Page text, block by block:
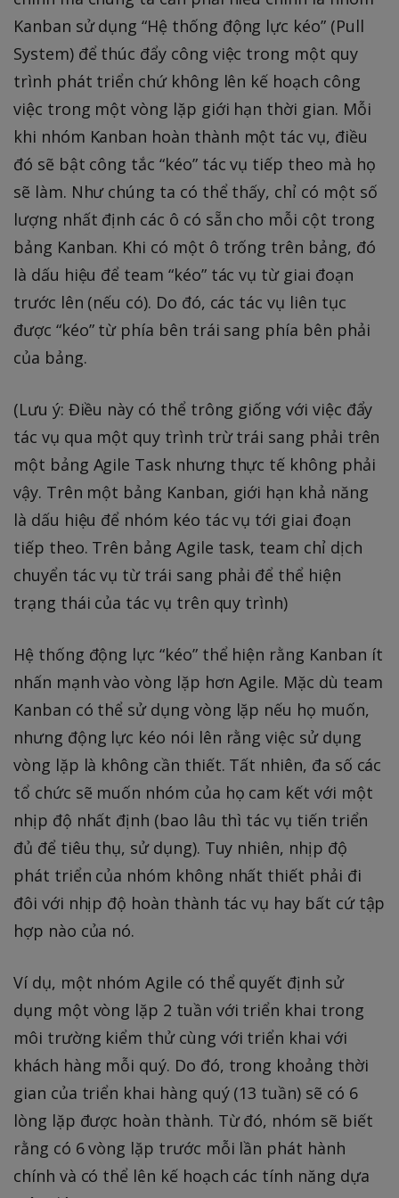
Kanban sử dụng “Hệ thống động lực kéo” (Pull
System) để thúc đẩy công việc trong một quy
trình phát triển chứ không lên kế hoạch công
việc trong một vòng lặp giới hạn thời gian. Mỗi
khi nhóm Kanban hoàn thành một tác vụ, điều
đó sẽ bật công tắc “kéo” tác vụ tiếp theo mà họ
sẽ làm. Như chúng ta có thể thấy, chỉ có một số
lượng nhất định các ô có sẵn cho mỗi cột trong
bảng Kanban. Khi có một ô trống trên bảng, đó
là dấu hiệu để team “kéo” tác vụ từ giai đoạn
trước lên (nếu có). Do đó, các tác vụ liên tục
được “kéo” từ phía bên trái sang phía bên phải
của bảng.
(Lưu ý: Điều này có thể trông giống với việc đẩy
tác vụ qua một quy trình trừ trái sang phải trên
một bảng Agile Task nhưng thực tế không phải
vậy. Trên một bảng Kanban, giới hạn khả năng
là dấu hiệu để nhóm kéo tác vụ tới giai đoạn
tiếp theo. Trên bảng Agile task, team chỉ dịch
chuyển tác vụ từ trái sang phải để thể hiện
trạng thái của tác vụ trên quy trình)
Hệ thống động lực “kéo” thể hiện rằng Kanban ít
nhấn mạnh vào vòng lặp hơn Agile. Mặc dù team
Kanban có thể sử dụng vòng lặp nếu họ muốn,
nhưng động lực kéo nói lên rằng việc sử dụng
vòng lặp là không cần thiết. Tất nhiên, đa số các
tổ chức sẽ muốn nhóm của họ cam kết với một
nhịp độ nhất định (bao lâu thì tác vụ tiến triển
đủ để tiêu thụ, sử dụng). Tuy nhiên, nhịp độ
phát triển của nhóm không nhất thiết phải đi
đôi với nhịp độ hoàn thành tác vụ hay bất cứ tập
hợp nào của nó.
Ví dụ, một nhóm Agile có thể quyết định sử
dụng một vòng lặp 2 tuần với triển khai trong
môi trường kiểm thử cùng với triển khai với
khách hàng mỗi quý. Do đó, trong khoảng thời
gian của triển khai hàng quý (13 tuần) sẽ có 6
lòng lặp được hoàn thành. Từ đó, nhóm sẽ biết
rằng có 6 vòng lặp trước mỗi lần phát hành
chính và có thể lên kế hoạch các tính năng dựa